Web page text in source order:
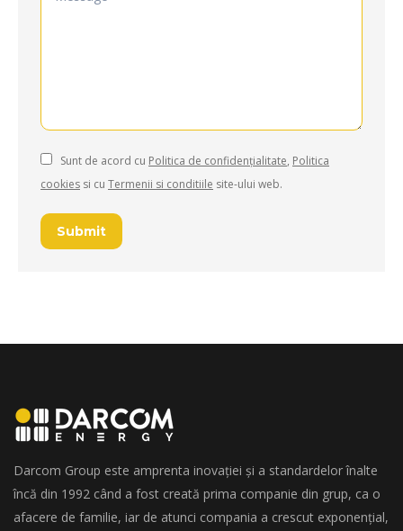
Sunt de acord cu Politica de confidențialitate, Politica
cookies si cu Termenii si conditiile site-ului web.
Submit
Darcom Group este amprenta inovației și a standardelor înalte
încă din 1992 când a fost creată prima companie din grup, ca o
afacere de familie, iar de atunci compania a crescut exponențial,